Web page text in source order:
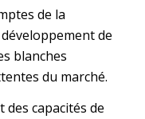
de la
de
blanches
du marché.
capacités de